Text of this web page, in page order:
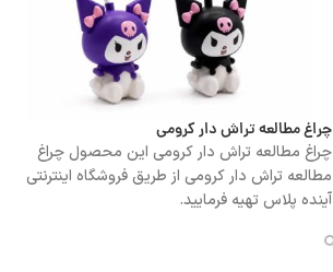
چراغ مطالعه تراش دار کرومی
چراغ مطالعه تراش دار کرومی این محصول چراغ
مطالعه تراش دار کرومی از طریق فروشگاه اینترنتی
آینده پلاس تهیه فرمایید.